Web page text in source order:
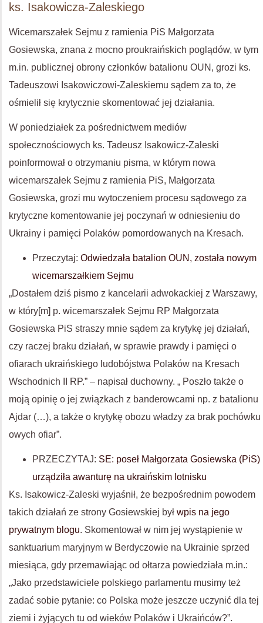
ks. Isakowicza-Zaleskiego
Wicemarszałek Sejmu z ramienia PiS Małgorzata
Gosiewska, znana z mocno proukraińskich poglądów, w tym
m.in. publicznej obrony członków batalionu OUN, grozi ks.
Tadeuszowi Isakowiczowi-Zaleskiemu sądem za to, że
ośmielił się krytycznie skomentować jej działania.
W poniedziałek za pośrednictwem mediów
społecznościowych ks. Tadeusz Isakowicz-Zaleski
poinformował o otrzymaniu pisma, w którym nowa
wicemarszałek Sejmu z ramienia PiS, Małgorzata
Gosiewska, grozi mu wytoczeniem procesu sądowego za
krytyczne komentowanie jej poczynań w odniesieniu do
Ukrainy i pamięci Polaków pomordowanych na Kresach.
Przeczytaj: Odwiedzała batalion OUN, została nowym
wicemarszałkiem Sejmu
„Dostałem dziś pismo z kancelarii adwokackiej z Warszawy,
w który[m] p. wicemarszałek Sejmu RP Małgorzata
Gosiewska PiS straszy mnie sądem za krytykę jej działań,
czy raczej braku działań, w sprawie prawdy i pamięci o
ofiarach ukraińskiego ludobójstwa Polaków na Kresach
Wschodnich II RP.” – napisał duchowny. „ Poszło także o
moją opinię o jej związkach z banderowcami np. z batalionu
Ajdar (…), a także o krytykę obozu władzy za brak pochówku
owych ofiar”.
PRZECZYTAJ: SE: poseł Małgorzata Gosiewska (PiS)
urządziła awanturę na ukraińskim lotnisku
Ks. Isakowicz-Zaleski wyjaśnił, że bezpośrednim powodem
takich działań ze strony Gosiewskiej był wpis na jego
prywatnym blogu. Skomentował w nim jej wystąpienie w
sanktuarium maryjnym w Berdyczowie na Ukrainie sprzed
miesiąca, gdy przemawiając od ołtarza powiedziała m.in.:
„Jako przedstawiciele polskiego parlamentu musimy też
zadać sobie pytanie: co Polska może jeszcze uczynić dla tej
ziemi i żyjących tu od wieków Polaków i Ukraińców?”.